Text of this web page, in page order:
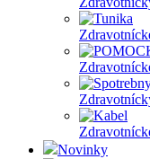
Novinky